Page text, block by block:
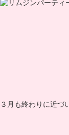
３月も終わりに近づ